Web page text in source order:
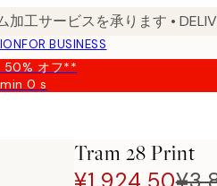
加工サービスを承ります •
FOR BUSINESS
50% オフ**
0 s
Valid
Tram 28 Print